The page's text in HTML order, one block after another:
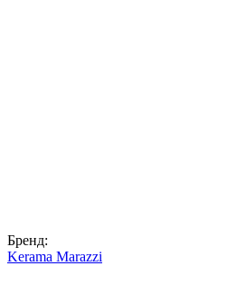
Бренд:
Kerama Marazzi